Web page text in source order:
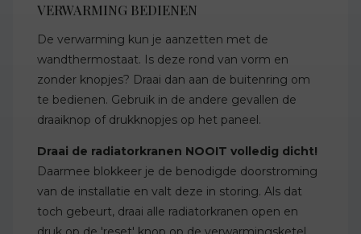
VERWARMING BEDIENEN
De verwarming kun je aanzetten met de
wandthermostaat. Is deze rond van vorm en
zonder knopjes? Draai dan aan de buitenring om
te bedienen. Gebruik in de andere gevallen de
draaiknop of drukknopjes op het paneel.
Draai de radiatorkranen NOOIT volledig dicht!
Daarmee blokkeer je de benodigde doorstroming
van de installatie en valt deze in storing. Als dat
toch gebeurt, draai alle radiatorkranen open en